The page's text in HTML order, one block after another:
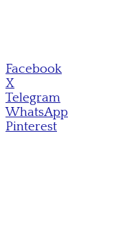
Facebook
X
Telegram
WhatsApp
Pinterest